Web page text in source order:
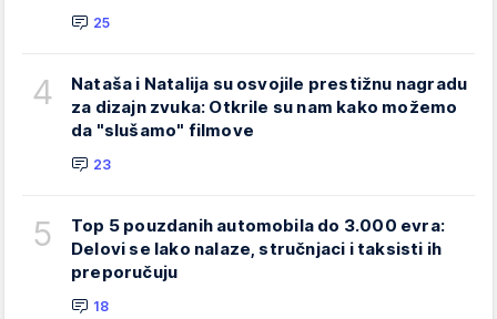
25
4
Nataša i Natalija su osvojile prestižnu nagradu
za dizajn zvuka: Otkrile su nam kako možemo
da "slušamo" filmove
23
5
Top 5 pouzdanih automobila do 3.000 evra:
Delovi se lako nalaze, stručnjaci i taksisti ih
preporučuju
18